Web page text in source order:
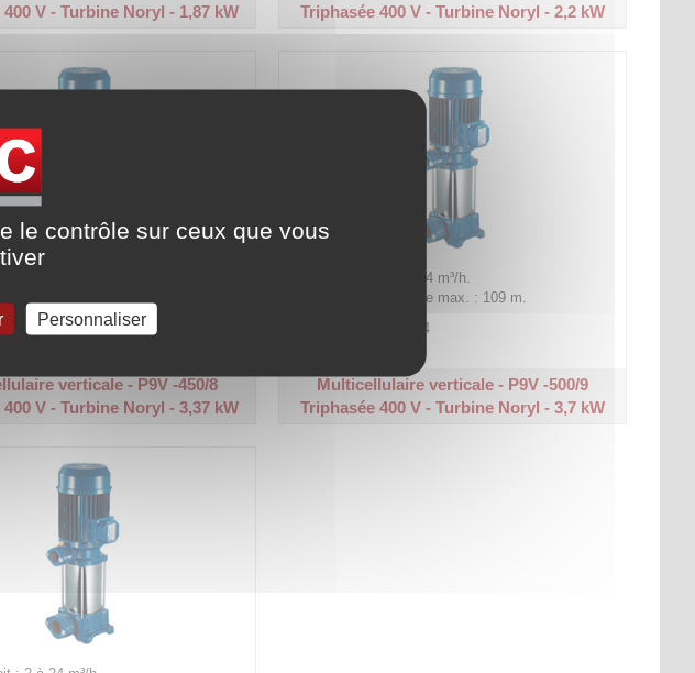
V - Turbine Noryl - 1,87 kW
Triphasée 400 V - Turbine Noryl - 2,2 kW
212636
verticale - P9V -450/8
V - Turbine Noryl - 3,37 kW
Plage de débit : 2 à 24 m³/h.
Hauteur manométrique max. : 109 m.
212644
Multicellulaire verticale - P9V -500/9
Triphasée 400 V - Turbine Noryl - 3,7 kW
le contrôle sur ceux que vous
Personnaliser